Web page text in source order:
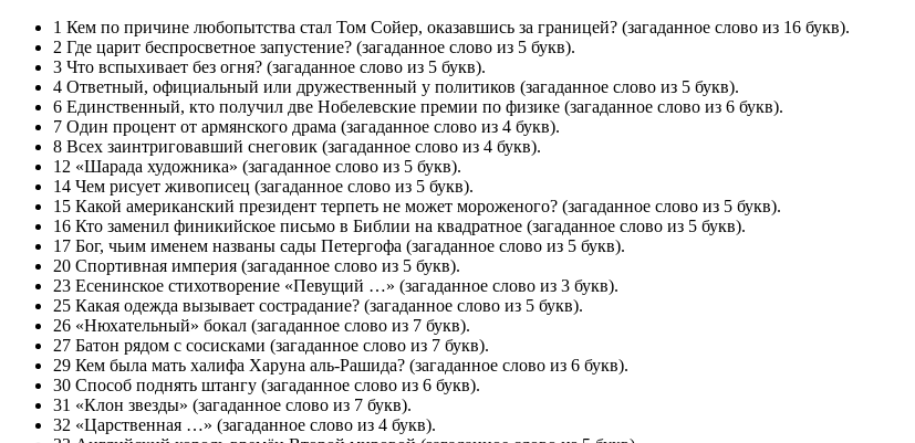
1 Кем по причине любопытства стал Том Сойер, оказавшись за границей? (загаданное слово из 16 букв).
2 Где царит беспросветное запустение? (загаданное слово из 5 букв).
3 Что вспыхивает без огня? (загаданное слово из 5 букв).
4 Ответный, официальный или дружественный у политиков (загаданное слово из 5 букв).
6 Единственный, кто получил две Нобелевские премии по физике (загаданное слово из 6 букв).
7 Один процент от армянского драма (загаданное слово из 4 букв).
8 Всех заинтриговавший снеговик (загаданное слово из 4 букв).
12 «Шарада художника» (загаданное слово из 5 букв).
14 Чем рисует живописец (загаданное слово из 5 букв).
15 Какой американский президент терпеть не может мороженого? (загаданное слово из 5 букв).
16 Кто заменил финикийское письмо в Библии на квадратное (загаданное слово из 5 букв).
17 Бог, чьим именем названы сады Петергофа (загаданное слово из 5 букв).
20 Спортивная империя (загаданное слово из 5 букв).
23 Есенинское стихотворение «Певущий …» (загаданное слово из 3 букв).
25 Какая одежда вызывает сострадание? (загаданное слово из 5 букв).
26 «Нюхательный» бокал (загаданное слово из 7 букв).
27 Батон рядом с сосисками (загаданное слово из 7 букв).
29 Кем была мать халифа Харуна аль-Рашида? (загаданное слово из 6 букв).
30 Способ поднять штангу (загаданное слово из 6 букв).
31 «Клон звезды» (загаданное слово из 7 букв).
32 «Царственная …» (загаданное слово из 4 букв).